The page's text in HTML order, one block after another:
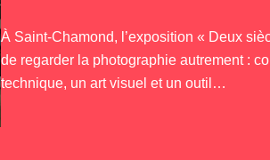
À Saint-Chamond, l’exposition « Deux
de regarder la photographie autrement :
technique, un art visuel et un outil…